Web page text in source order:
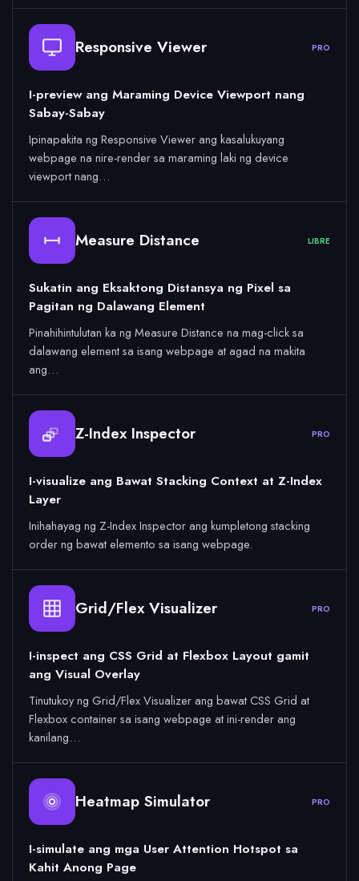
Responsive Viewer PRO
I-preview ang Maraming Device Viewport nang
Sabay-Sabay
Ipinapakita ng Responsive Viewer ang kasalukuyang
webpage na nire-render sa maraming laki ng device
viewport nang…
Measure Distance LIBRE
Sukatin ang Eksaktong Distansya ng Pixel sa
Pagitan ng Dalawang Element
Pinahihintulutan ka ng Measure Distance na mag-click sa
dalawang element sa isang webpage at agad na makita
ang…
Z-Index Inspector PRO
I-visualize ang Bawat Stacking Context at Z-Index
Layer
Inihahayag ng Z-Index Inspector ang kumpletong stacking
order ng bawat elemento sa isang webpage.
Grid/Flex Visualizer PRO
I-inspect ang CSS Grid at Flexbox Layout gamit
ang Visual Overlay
Tinutukoy ng Grid/Flex Visualizer ang bawat CSS Grid at
Flexbox container sa isang webpage at ini-render ang
kanilang…
Heatmap Simulator PRO
I-simulate ang mga User Attention Hotspot sa
Kahit Anong Page